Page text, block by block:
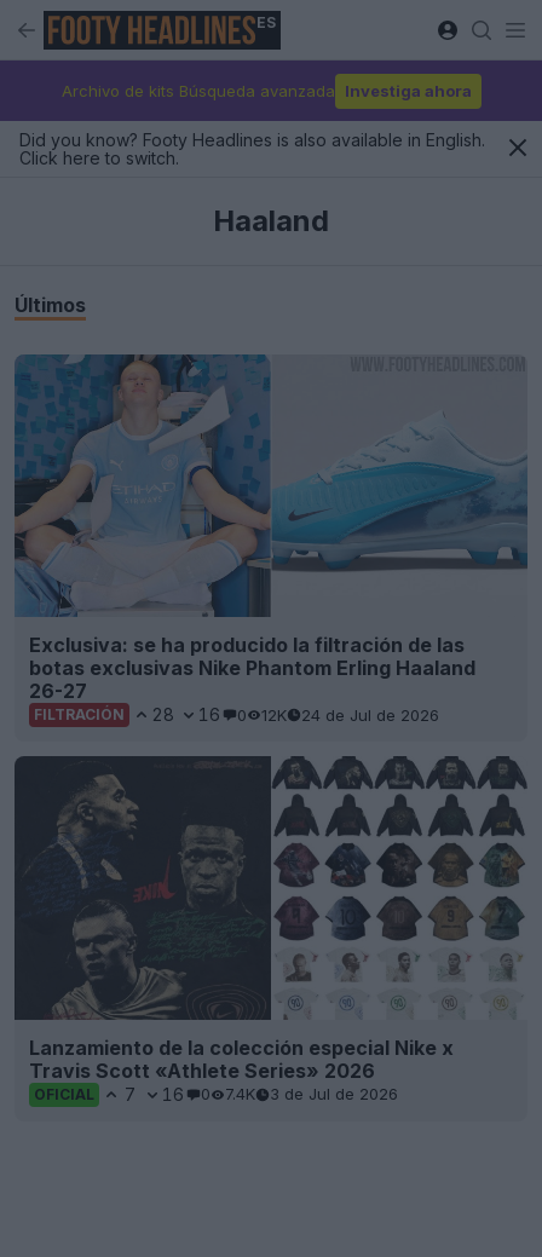
ES
Archivo de kits Búsqueda avanzada Investiga ahora
Did you know? Footy Headlines is also available in English.
Click here to switch.
Haaland
Últimos
Exclusiva: se ha producido la filtración de las
botas exclusivas Nike Phantom Erling Haaland
26-27
FILTRACIÓN 28 16 0 12K 24 de Jul de 2026
Lanzamiento de la colección especial Nike x
Travis Scott «Athlete Series» 2026
OFICIAL 7 16 0 7.4K 3 de Jul de 2026